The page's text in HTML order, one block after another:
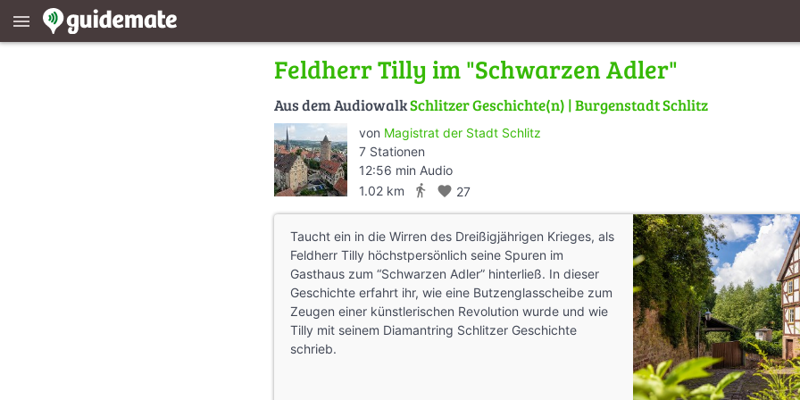
menu
Feldherr Tilly im "Schwarzen Adler"
Aus dem AudiowalkSchlitzer Geschichte(n) | Burgenstadt Schlitz
von Magistrat der Stadt Schlitz
7 Stationen
12:56 min Audio
1.02 km
directions_walk favorite 27
Taucht ein in die Wirren des Dreißigjährigen Krieges, als
Feldherr Tilly höchstpersönlich seine Spuren im
Gasthaus zum “Schwarzen Adler” hinterließ. In dieser
Geschichte erfahrt ihr, wie eine Butzenglasscheibe zum
Zeugen einer künstlerischen Revolution wurde und wie
Tilly mit seinem Diamantring Schlitzer Geschichte
schrieb.